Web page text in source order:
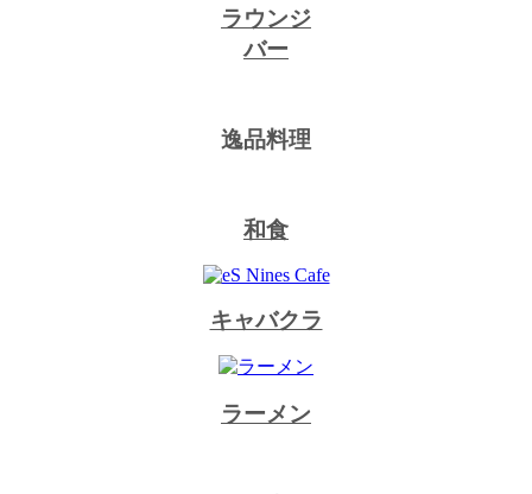
ラウンジ
バー
逸品料理
和食
キャバクラ
ラーメン